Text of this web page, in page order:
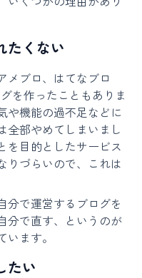
たくない
メブロ、はてなブロ
を作ったこともありま
や機能の過不足などに
全部やめてしまいまし
を目的としたサービス
りづらいので、これは
分で運営するブログを
分で直す、というのが
ます。
たい